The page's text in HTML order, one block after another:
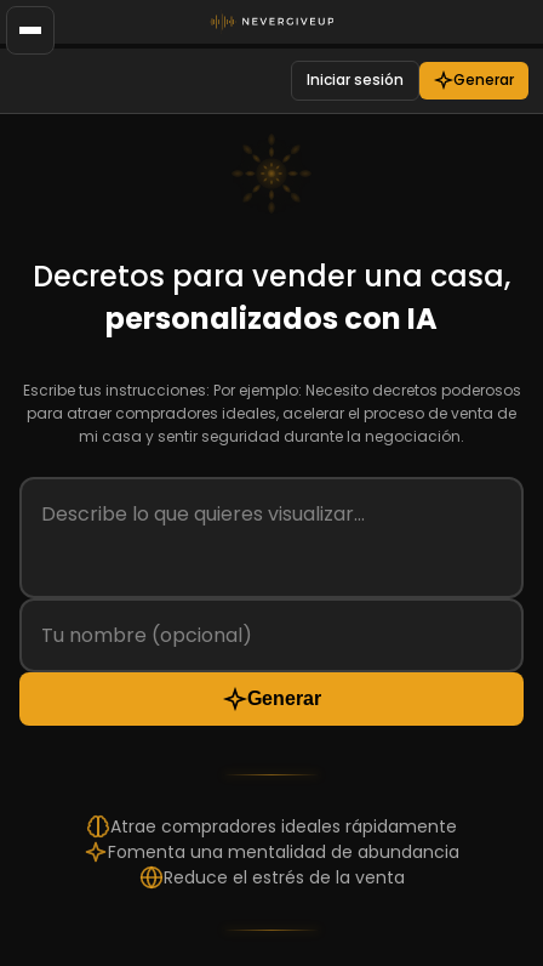
Iniciar sesión Generar
Decretos para vender una casa,
personalizados con IA
Escribe tus instrucciones: Por ejemplo: Necesito decretos poderosos
para atraer compradores ideales, acelerar el proceso de venta de
mi casa y sentir seguridad durante la negociación.
Generar
Atrae compradores ideales rápidamente
Fomenta una mentalidad de abundancia
Reduce el estrés de la venta